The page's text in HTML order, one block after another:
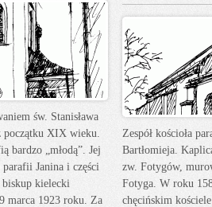
św. Stanisława
XIX wieku.
bardzo „młodą”. Jej
Janina i części
kielecki
marca 1923 roku. Za
Zespół kościoła
Bartłomieja.
zw. Fotygów,
Fotyga. W roku
chęcińskim